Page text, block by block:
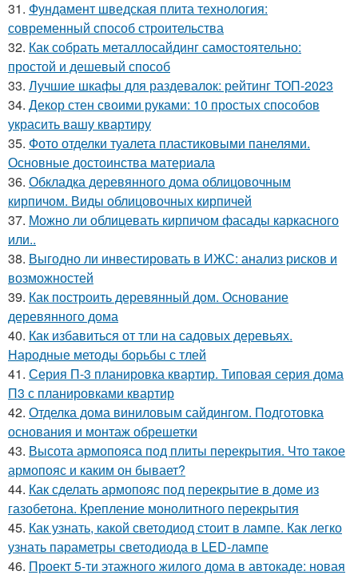
31. Фундамент шведская плита технология:
современный способ строительства
32. Как собрать металлосайдинг самостоятельно:
простой и дешевый способ
33. Лучшие шкафы для раздевалок: рейтинг ТОП-2023
34. Декор стен своими руками: 10 простых способов
украсить вашу квартиру
35. Фото отделки туалета пластиковыми панелями.
Основные достоинства материала
36. Обкладка деревянного дома облицовочным
кирпичом. Виды облицовочных кирпичей
37. Можно ли облицевать кирпичом фасады каркасного
или..
38. Выгодно ли инвестировать в ИЖС: анализ рисков и
возможностей
39. Как построить деревянный дом. Основание
деревянного дома
40. Как избавиться от тли на садовых деревьях.
Народные методы борьбы с тлей
41. Серия П-3 планировка квартир. Типовая серия дома
П3 с планировками квартир
42. Отделка дома виниловым сайдингом. Подготовка
основания и монтаж обрешетки
43. Высота армопояса под плиты перекрытия. Что такое
армопояс и каким он бывает?
44. Как сделать армопояс под перекрытие в доме из
газобетона. Крепление монолитного перекрытия
45. Как узнать, какой светодиод стоит в лампе. Как легко
узнать параметры светодиода в LED-лампе
46. Проект 5-ти этажного жилого дома в автокаде: новая